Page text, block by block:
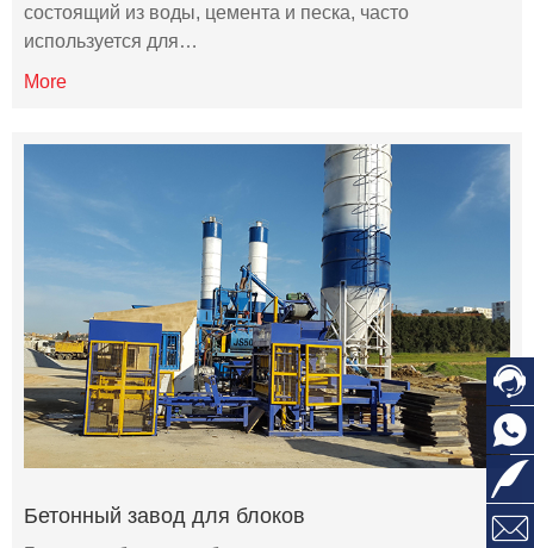
состоящий из воды, цемента и песка, часто
используется для…
More
Бетонный завод для блоков